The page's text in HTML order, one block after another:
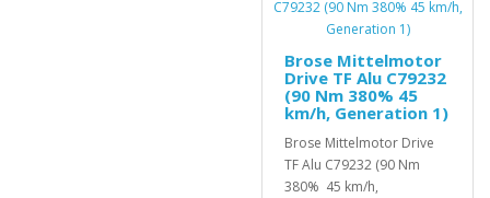
Brose Mittelmotor
Drive TF Alu C79232
(90 Nm 380% 45
km/h, Generation 1)
Brose Mittelmotor Drive
TF Alu C79232 (90 Nm
380% 45 km/h,